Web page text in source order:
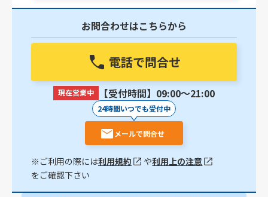
お問合わせはこちらから
電話で問合せ
現在営業中 【受付時間】09:00〜21:00
24時間いつでも受付中
メールで問合せ
※ご利用の際には利用規約 や利用上の注意
をご確認下さい